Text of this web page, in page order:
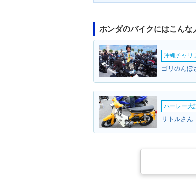
2017年 CRF250RALLY
Type LD ABS・新登場
ホンダのバイクにはこんな
沖縄チャリ
ゴリのんぼ
ハーレー大
リトルさん